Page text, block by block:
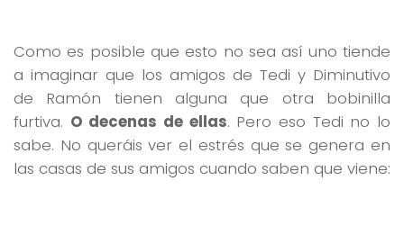
Como es posible que esto no sea así uno tiende
a imaginar que los amigos de Tedi y Diminutivo
de Ramón tienen alguna que otra bobinilla
furtiva. O decenas de ellas. Pero eso Tedi no lo
sabe. No queráis ver el estrés que se genera en
las casas de sus amigos cuando saben que viene: